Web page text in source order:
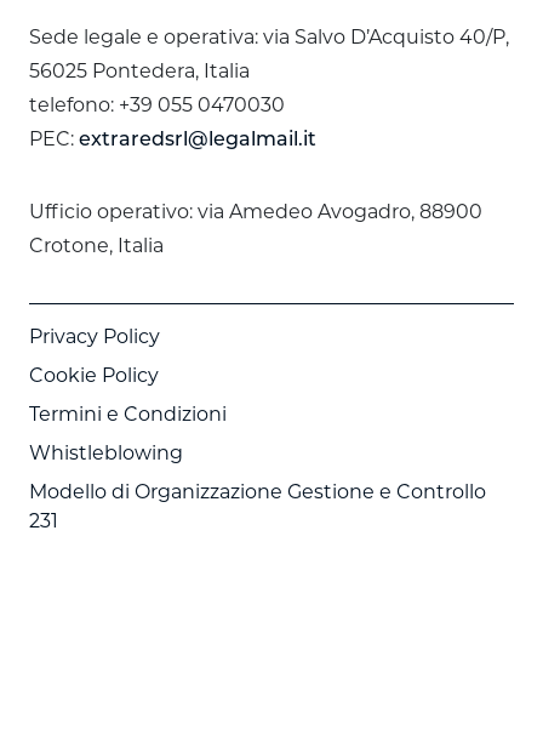
Sede legale e operativa: via Salvo D’Acquisto 40/P,
56025 Pontedera, Italia
telefono: +39 055 0470030
PEC: extraredsrl@legalmail.it
Ufficio operativo: via Amedeo Avogadro, 88900
Crotone, Italia
Privacy Policy
Cookie Policy
Termini e Condizioni
Whistleblowing
Modello di Organizzazione Gestione e Controllo
231